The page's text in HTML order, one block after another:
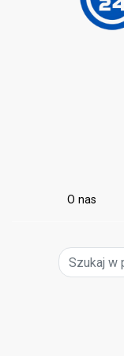
O nas